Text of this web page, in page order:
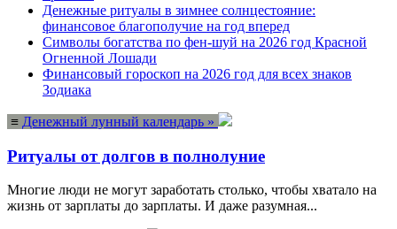
Денежные ритуалы в зимнее солнцестояние:
финансовое благополучие на год вперед
Символы богатства по фен-шуй на 2026 год Красной
Огненной Лошади
Финансовый гороскоп на 2026 год для всех знаков
Зодиака
≡ Денежный лунный календарь »
Ритуалы от долгов в полнолуние
Многие люди не могут заработать столько, чтобы хватало на
жизнь от зарплаты до зарплаты. И даже разумная...